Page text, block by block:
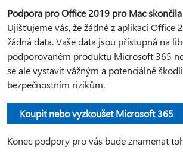
Podpora pro Office 2019 pro Mac
Ujišťujeme vás, že žádné z aplikací Office
žádná data. Vaše data jsou přístupná na
podporovaném produktu Microsoft 365
se ale vystavit vážným a potenciálně
bezpečnostním rizikům.
Koupit nebo vyzkoušet Microsoft 365
Konec podpory pro vás bude znamenat